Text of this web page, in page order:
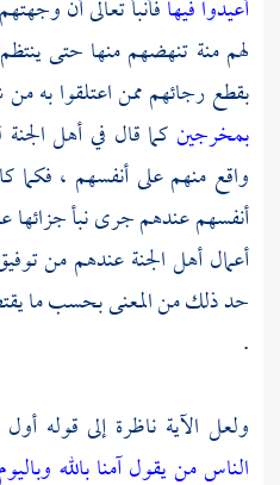
أعيدوا فيهافأنبأ تعالى أن
لهم منة تنهضهم منها حتى
بقطع رجائهم ممن اعتلقوا به
بمخرجينكما قال في أهل
واقع منهم على أنفسهم ، فكما
أنفسهم عندهم جرى نبأ جزائها
أعمال أهل الجنة عندهم من
حد ذلك من المعنى بحسب ما
.
ولعل الآية ناظرة إلى قوله أول
الناس من يقول آمنا بالله